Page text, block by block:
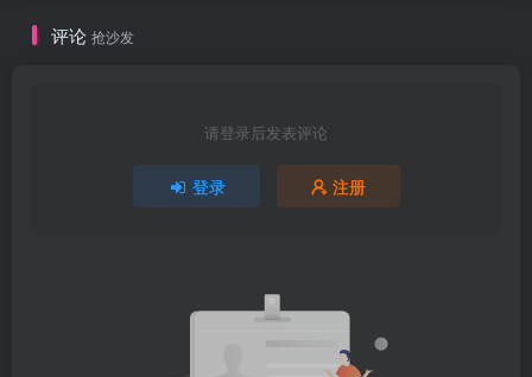
评论 抢沙发
请登录后发表评论
登录 注册